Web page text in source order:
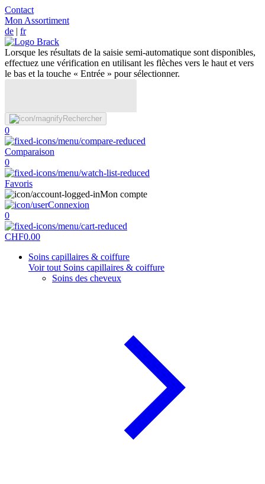
Contact
Mon Assortiment
de | fr
Lorsque les résultats de la saisie semi-automatique sont disponibles,
effectuez une vérification en utilisant les flèches vers le haut et vers
le bas et la touche « Entrée » pour sélectionner.
Rechercher
0
Comparaison
0
Favoris
Mon compte
Connexion
0
CHF0.00
Soins capillaires & coiffure
Voir tout Soins capillaires & coiffure
Soins des cheveux